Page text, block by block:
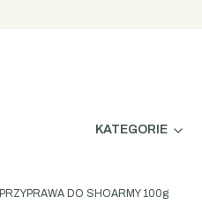
KATEGORIE
PRZYPRAWA DO SHOARMY 100g